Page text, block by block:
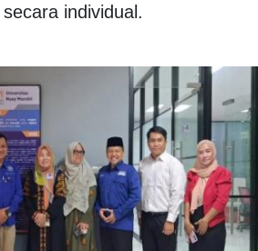
individual.